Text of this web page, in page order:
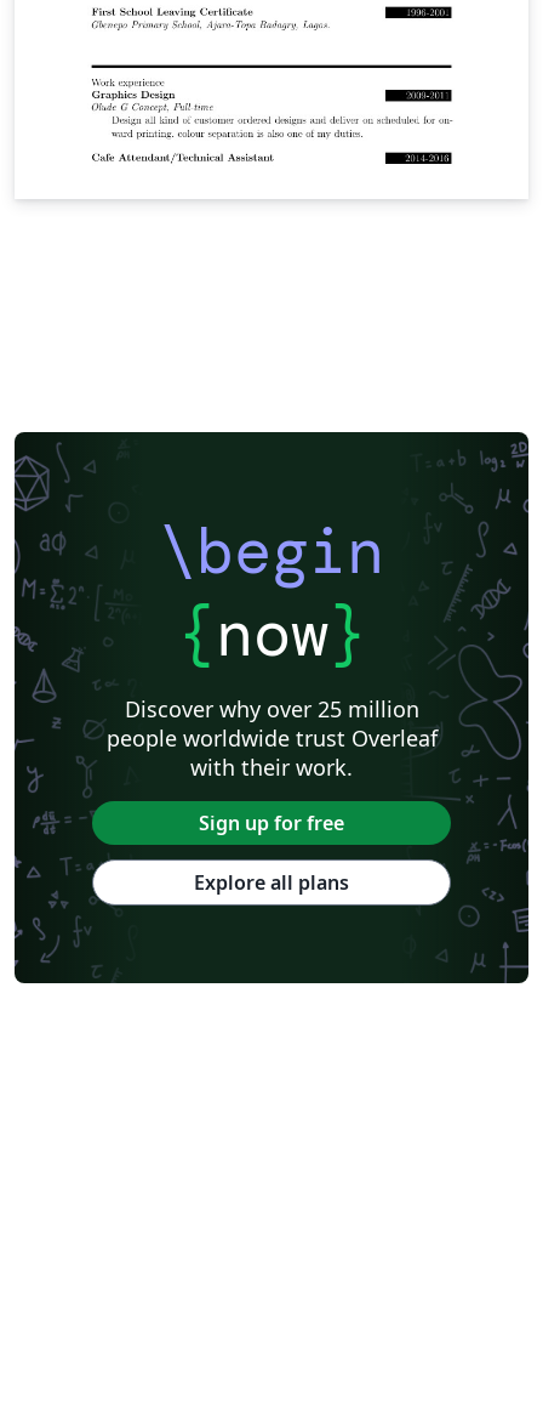
\begin
{now}
Discover why over 25 million
people worldwide trust Overleaf
with their work.
Sign up for free
Explore all plans